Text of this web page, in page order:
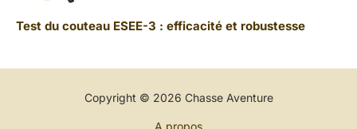
Test du couteau ESEE-3 : efficacité et robustesse
Copyright © 2026 Chasse Aventure